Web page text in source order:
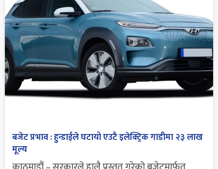
बजेट प्रभाव : हुन्डाईले घटायो एउटै इलेक्ट्रिक गाडीमा २३ लाख
मूल्य